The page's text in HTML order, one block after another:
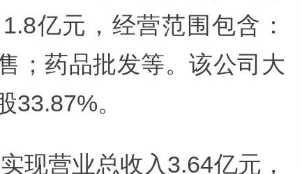
亿元，经营范围包含：
；药品批发等。该公司大
33.87%。
现营业总收入3.64亿元，